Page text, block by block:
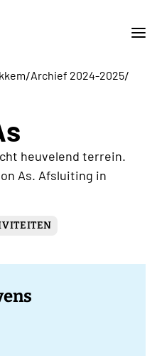
/Archief 2024-2025/
heuvelend terrein.
As. Afsluiting in